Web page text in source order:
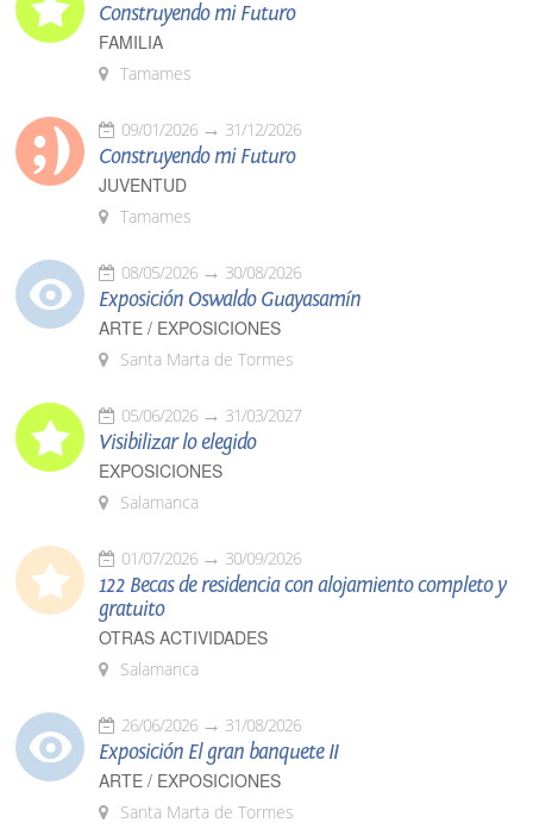
Construyendo mi Futuro
FAMILIA
Tamames
09/01/2026 31/12/2026
Construyendo mi Futuro
JUVENTUD
Tamames
08/05/2026 30/08/2026
Exposición Oswaldo Guayasamín
ARTE / EXPOSICIONES
Santa Marta de Tormes
05/06/2026 31/03/2027
Visibilizar lo elegido
EXPOSICIONES
Salamanca
01/07/2026 30/09/2026
122 Becas de residencia con alojamiento completo y
gratuito
OTRAS ACTIVIDADES
Salamanca
26/06/2026 31/08/2026
Exposición El gran banquete II
ARTE / EXPOSICIONES
Santa Marta de Tormes